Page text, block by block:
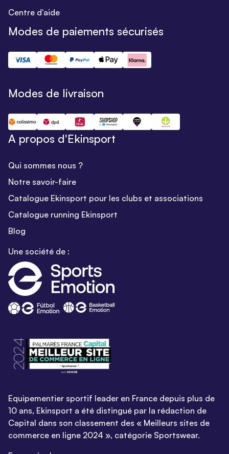
Centre d'aide
Modes de paiements sécurisés
Modes de livraison
A propos d'Ekinsport
Qui sommes nous ?
Notre savoir-faire
Catalogue Ekinsport pour les clubs et associations
Catalogue running Ekinsport
Blog
Une société de :
Equipementier sportif leader en France depuis plus de
10 ans, Ekinsport a été distingué par la rédaction de
Capital dans son classement des « Meilleurs sites de
commerce en ligne 2024 », catégorie Sportswear.